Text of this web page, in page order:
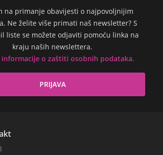
na primanje obavijesti o najpovoljnijim
Ne želite više primati naš newsletter? S
liste se možete odjaviti pomoću linka na
kraju naših newslettera.
informacije o zaštiti osobnih podataka.